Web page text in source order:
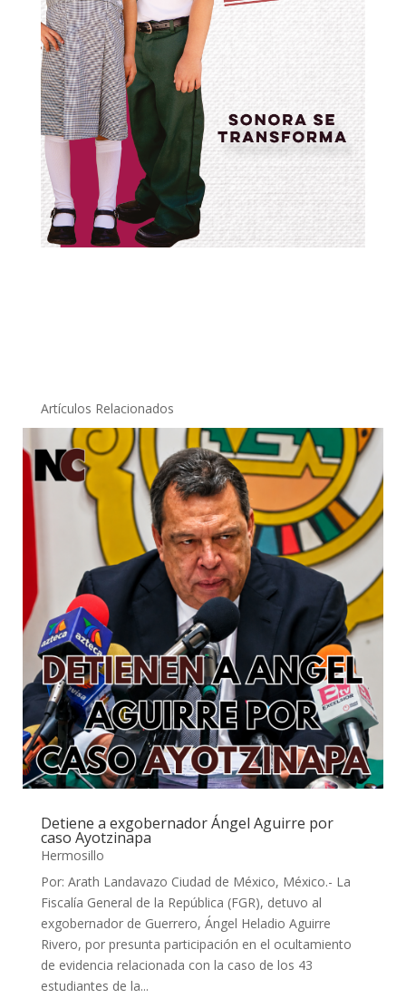
Artículos Relacionados
Detiene a exgobernador Ángel Aguirre por
caso Ayotzinapa
Hermosillo
Por: Arath Landavazo Ciudad de México, México.- La
Fiscalía General de la República (FGR), detuvo al
exgobernador de Guerrero, Ángel Heladio Aguirre
Rivero, por presunta participación en el ocultamiento
de evidencia relacionada con la caso de los 43
estudiantes de la...